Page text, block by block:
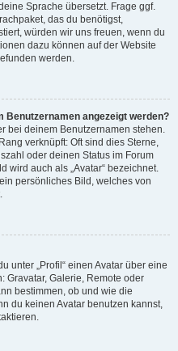
Sprache übersetzt. Frage ggf.
das du benötigst,
würden wir uns freuen, wenn du
dazu können auf der Website
werden.
Benutzernamen angezeigt werden?
bei deinem Benutzernamen stehen.
verknüpft: Oft sind dies Sterne,
oder deinen Status im Forum
wird auch als „Avatar“ bezeichnet.
persönliches Bild, welches von
unter „Profil“ einen Avatar über eine
Gravatar, Galerie, Remote oder
bestimmen, ob und wie die
du keinen Avatar benutzen kannst,